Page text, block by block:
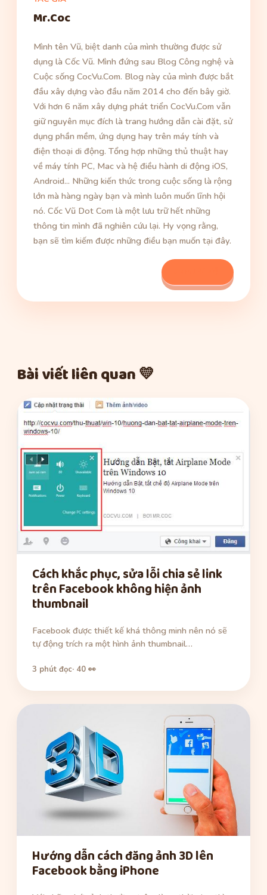
Mr.Coc
Mình tên Vũ, biệt danh của mình thường được sử
dụng là Cốc Vũ. Mình đứng sau Blog Công nghệ và
Cuộc sống CocVu.Com. Blog này của mình được bắt
đầu xây dựng vào đầu năm 2014 cho đến bây giờ.
Với hơn 6 năm xây dựng phát triển CocVu.Com vẫn
giữ nguyên mục đích là trang hướng dẫn cài đặt, sử
dụng phần mềm, ứng dụng hay trên máy tính và
điện thoại di động. Tổng hợp những thủ thuật hay
về máy tính PC, Mac và hệ điều hành di động iOS,
Android... Những kiến thức trong cuộc sống là rộng
lớn mà hàng ngày bạn và mình luôn muốn lĩnh hội
nó. Cốc Vũ Dot Com là một lưu trữ hết những
thông tin mình đã nghiên cứu lại. Hy vọng rằng,
bạn sẽ tìm kiếm được những điều bạn muốn tại đây.
Bài viết liên quan 💛
Cách khắc phục, sửa lỗi chia sẻ link
trên Facebook không hiện ảnh
thumbnail
Facebook được thiết kế khá thông minh nên nó sẽ
tự động trích ra một hình ảnh thumbnail…
3 phút đọc· 40 👀
Hướng dẫn cách đăng ảnh 3D lên
Facebook bằng iPhone